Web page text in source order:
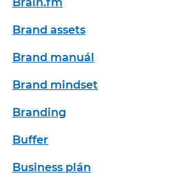
Brand assets
Brand manuál
Brand mindset
Branding
Buffer
Business plán